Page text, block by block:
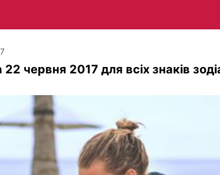
червня 2017 для всіх знаків